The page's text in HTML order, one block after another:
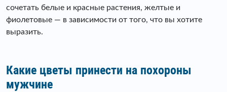
сочетать белые и красные растения, желтые и
фиолетовые — в зависимости от того, что вы хотите
выразить.
Какие цветы принести на похороны
мужчине